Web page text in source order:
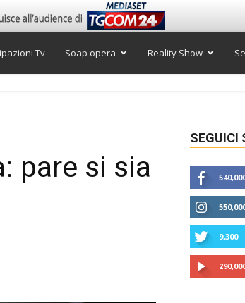
Tv Soap opera Reality Show
pare si sia
SEGUICI
9,300